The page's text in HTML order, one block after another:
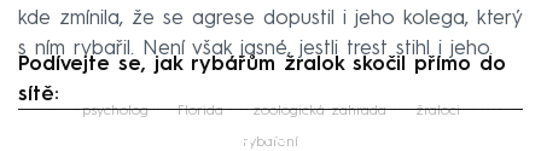
kde zmínila, že se agrese dopustil i jeho kolega, který
s ním rybařil. Není však jasné, jestli trest stihl i jeho.
Podívejte se, jak rybářům žralok skočil přímo do
sítě:
Failed to fetch
psycholog Florida zoologická zahrada žraloci
rybaření